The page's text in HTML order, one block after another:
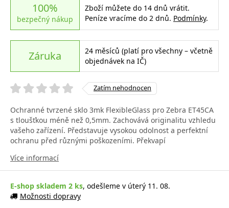
100%
bezpečný nákup
Zboží můžete do 14 dnů vrátit.
Peníze vracíme do 2 dnů. Podmínky.
Záruka
24 měsíců (platí pro všechny – včetně
objednávek na IČ)
Zatím nehodnocen
Ochranné tvrzené sklo 3mk FlexibleGlass pro Zebra ET45CA
s tloušťkou méně než 0,5mm. Zachovává originalitu vzhledu
vašeho zařízení. Představuje vysokou odolnost a perfektní
ochranu před různými poškozeními. Překvapí
Více informací
E-shop skladem 2 ks, odešleme v úterý 11. 08.
Možnosti dopravy